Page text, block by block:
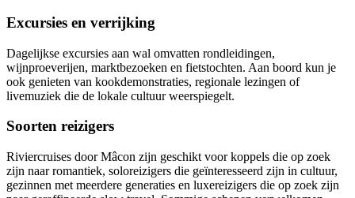
Excursies en verrijking
Dagelijkse excursies aan wal omvatten rondleidingen,
wijnproeverijen, marktbezoeken en fietstochten. Aan boord kun je
ook genieten van kookdemonstraties, regionale lezingen of
livemuziek die de lokale cultuur weerspiegelt.
Soorten reizigers
Riviercruises door Mâcon zijn geschikt voor koppels die op zoek
zijn naar romantiek, soloreizigers die geïnteresseerd zijn in cultuur,
gezinnen met meerdere generaties en luxereizigers die op zoek zijn